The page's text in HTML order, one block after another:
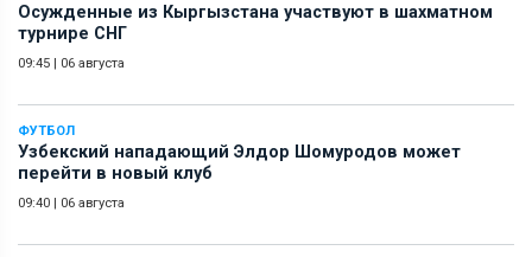
Осужденные из Кыргызстана участвуют в шахматном
турнире СНГ
09:45 | 06 августа
ФУТБОЛ
Узбекский нападающий Элдор Шомуродов может
перейти в новый клуб
09:40 | 06 августа